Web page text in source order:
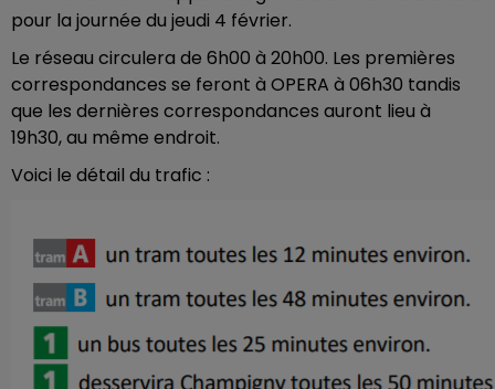
pour la journée du jeudi 4 février.
Le réseau circulera de 6h00 à 20h00. Les premières
correspondances se feront à OPERA à 06h30 tandis
que les dernières correspondances auront lieu à
19h30, au même endroit.
Voici le détail du trafic :